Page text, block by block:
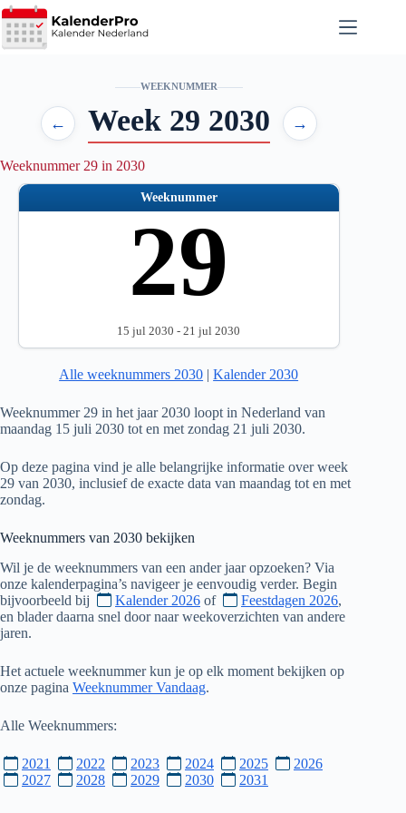
Ga
naar
de
WEEKNUMMER
← Week 29 2030 →
Weeknummer 29 in 2030
Weeknummer
29
15 jul 2030 - 21 jul 2030
Alle weeknummers 2030 |Kalender 2030
Weeknummer 29 in het jaar 2030 loopt in Nederland van
maandag 15 juli 2030 tot en met zondag 21 juli 2030.
Op deze pagina vind je alle belangrijke informatie over week
29 van 2030, inclusief de exacte data van maandag tot en met
zondag.
Weeknummers van 2030 bekijken
Wil je de weeknummers van een ander jaar opzoeken? Via
onze kalenderpagina’s navigeer je eenvoudig verder. Begin
bijvoorbeeld bij
Kalender 2026 of Feestdagen 2026,
en blader daarna snel door naar weekoverzichten van andere
jaren.
Het actuele weeknummer kun je op elk moment bekijken op
onze pagina Weeknummer Vandaag.
Alle Weeknummers:
2021 2022 2023 2024 2025
2026
2027
2028 2029 2030 2031